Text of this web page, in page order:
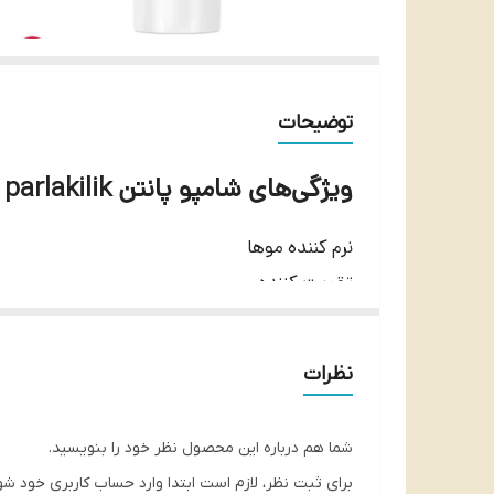
توضیحات
ویژگی‌های شامپو پانتن guc ve parlakilik حجم 350 میل
نرم کننده موها
تقویت کننده
سازگار با پوست سر
براق و درخشان کننده مو
نظرات
شما هم درباره این محصول نظر خود را بنویسید.
برای ثبت نظر، لازم است ابتدا وارد حساب کاربری خود